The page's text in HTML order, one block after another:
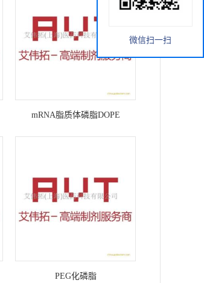
mRNA脂质体磷脂DOPE
PEG化磷脂
微信扫一扫